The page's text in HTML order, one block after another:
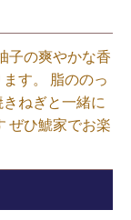
子の爽やかな香
す。 脂ののっ
ねぎと一緒に
ぜひ鯱家でお楽